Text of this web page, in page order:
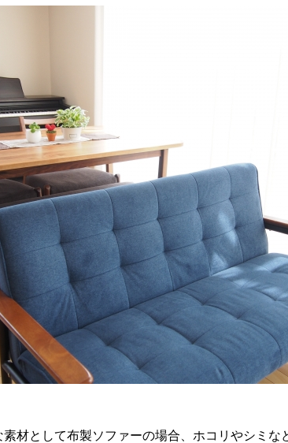
素材として布製ソファーの場合、ホコリやシミな